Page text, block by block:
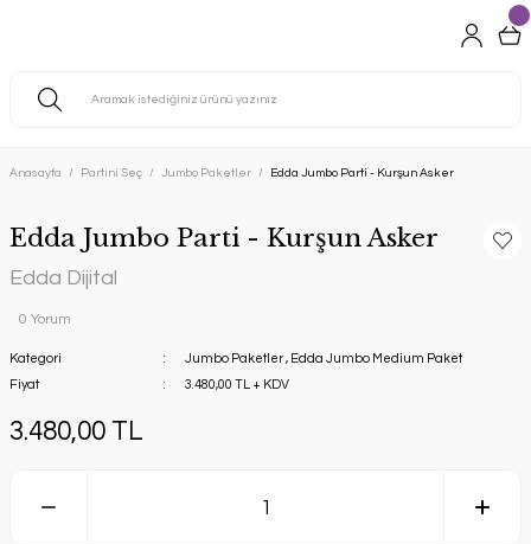
Anasayfa Partini Seç Jumbo Paketler Edda Jumbo Parti - Kurşun Asker
Edda Jumbo Parti - Kurşun Asker
Edda Dijital
0 Yorum
Kategori Jumbo Paketler , Edda Jumbo Medium Paket
Fiyat
3.480,00 TL + KDV
3.480,00 TL